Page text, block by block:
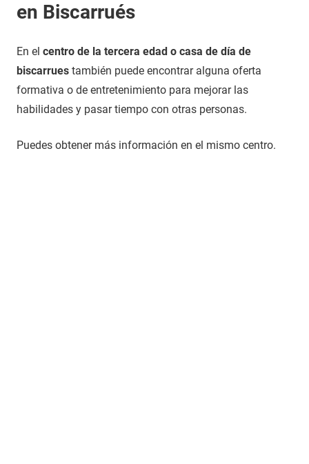
en Biscarrués
En el centro de la tercera edad o casa de día de
biscarrues también puede encontrar alguna oferta
formativa o de entretenimiento para mejorar las
habilidades y pasar tiempo con otras personas.
Puedes obtener más información en el mismo centro.